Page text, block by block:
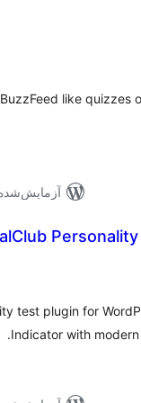
like quizzes
آزمایش‌شده با
test plugin for
Indicator with